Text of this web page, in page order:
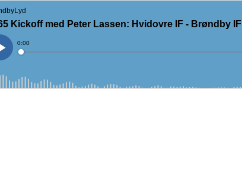
Kickoff med Peter Lassen: Hvidovre IF - Brøndby IF
Play
Current
Time
0:00
Loaded